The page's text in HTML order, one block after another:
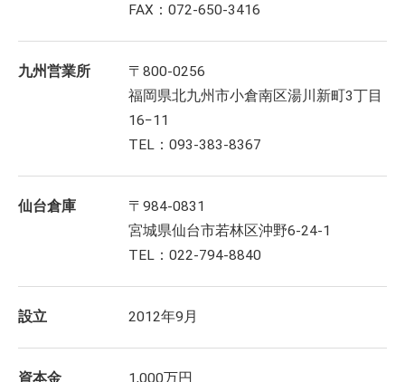
FAX：072-650-3416
九州営業所
〒800-0256
福岡県北九州市小倉南区湯川新町3丁目
16−11
TEL：093-383-8367
仙台倉庫
〒984-0831
宮城県仙台市若林区沖野6-24-1
TEL：022-794-8840
設立 2012年9月
資本金 1,000万円